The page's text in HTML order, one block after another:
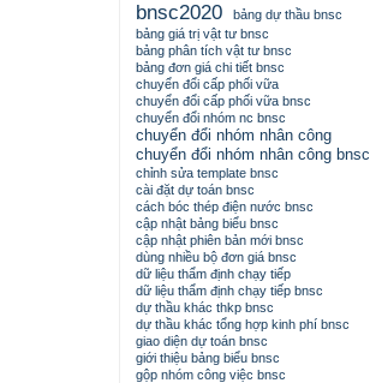
bnsc2020
bảng dự thầu bnsc
bảng giá trị vật tư bnsc
bảng phân tích vật tư bnsc
bảng đơn giá chi tiết bnsc
chuyển đổi cấp phối vữa
chuyển đổi cấp phối vữa bnsc
chuyển đổi nhóm nc bnsc
chuyển đổi nhóm nhân công
chuyển đổi nhóm nhân công bnsc
chỉnh sửa template bnsc
cài đặt dự toán bnsc
cách bóc thép điện nước bnsc
cập nhật bảng biểu bnsc
cập nhật phiên bản mới bnsc
dùng nhiều bộ đơn giá bnsc
dữ liệu thẩm định chạy tiếp
dữ liệu thẩm định chạy tiếp bnsc
dự thầu khác thkp bnsc
dự thầu khác tổng hợp kinh phí bnsc
giao diện dự toán bnsc
giới thiệu bảng biểu bnsc
gộp nhóm công việc bnsc